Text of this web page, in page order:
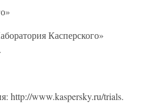
Касперского»
http://www.kaspersky.ru/trials.